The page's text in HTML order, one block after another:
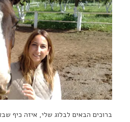
ברוכים הבאים לבלוג שלי, איזה כיף